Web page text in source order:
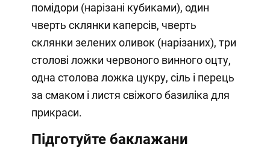
помідори (нарізані кубиками), один
чверть склянки каперсів, чверть
склянки зелених оливок (нарізаних), три
столові ложки червоного винного оцту,
одна столова ложка цукру, сіль і перець
за смаком і листя свіжого базиліка для
прикраси.
Підготуйте баклажани